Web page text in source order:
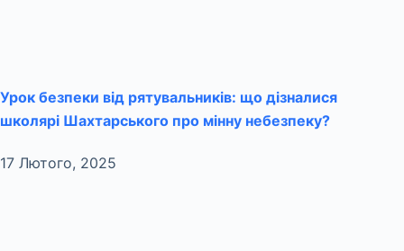
Урок безпеки від рятувальників: що дізналися
школярі Шахтарського про мінну небезпеку?
17 Лютого, 2025